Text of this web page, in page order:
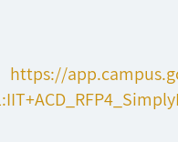
https://